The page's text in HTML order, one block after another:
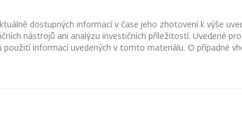
dostupných informací v čase jeho zhotovení k výše
nástrojů ani analýzu investičních příležitostí. Uvedené
informací uvedených v tomto materiálu. O případné